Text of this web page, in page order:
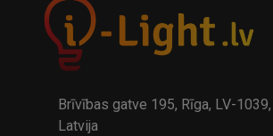
32.95€
Brīvības gatve 195, Rīga, LV-1039,
Latvija